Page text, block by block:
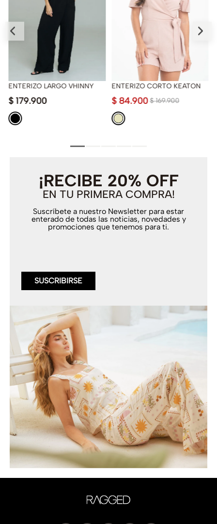
ENTERIZO LARGO VHINNY
$ 179.900
ENTERIZO CORTO KEATON
$ 169.900
$ 84.900
¡RECIBE 20% OFF
EN TU PRIMERA COMPRA!
Suscríbete a nuestro Newsletter para estar
enterado de todas las noticias, novedades y
promociones que tenemos para ti.
SUSCRIBIRSE